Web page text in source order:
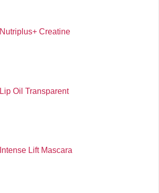
Nutriplus+ Creatine
Lip Oil Transparent
Intense Lift Mascara